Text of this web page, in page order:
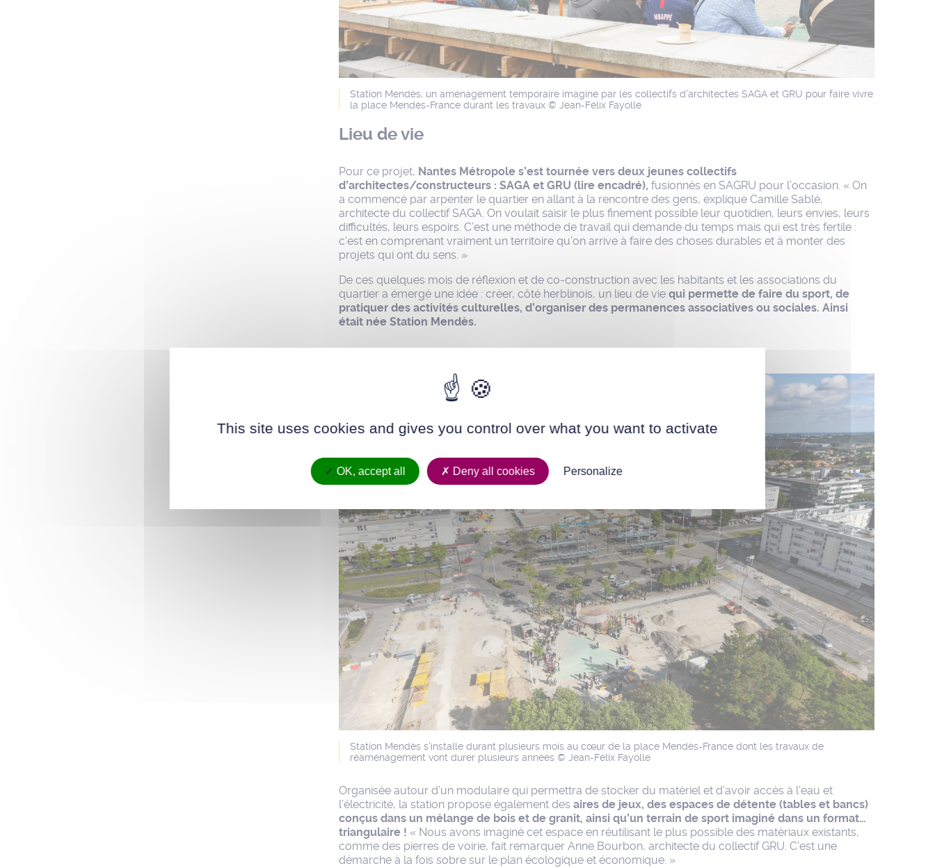
Station Mendès, un aménagement temporaire imaginé par les collectifs d'architectes SAGA et GRU pour faire vivre
la place Mendès-France durant les travaux © Jean-Félix Fayolle
Lieu de vie
Pour ce projet, Nantes Métropole s’est tournée vers deux jeunes collectifs
d’architectes/constructeurs : SAGA et GRU (lire encadré), fusionnés en SAGRU pour l’occasion. « On
a commencé par arpenter le quartier en allant à la rencontre des gens, explique Camille Sablé,
architecte du collectif SAGA. On voulait saisir le plus finement possible leur quotidien, leurs envies, leurs
difficultés, leurs espoirs. C’est une méthode de travail qui demande du temps mais qui est très fertile :
c’est en comprenant vraiment un territoire qu’on arrive à faire des choses durables et à monter des
projets qui ont du sens. »
De ces quelques mois de réflexion et de co-construction avec les habitants et les associations du
quartier a émergé une idée : créer, côté herblinois, un lieu de vie qui permette de faire du sport, de
pratiquer des activités culturelles, d’organiser des permanences associatives ou sociales. Ainsi
était née Station Mendès.
Station Mendès s'installe durant plusieurs mois au cœur de la place Mendès-France dont les travaux de
réaménagement vont durer plusieurs années © Jean-Félix Fayolle
Organisée autour d’un modulaire qui permettra de stocker du matériel et d’avoir accès à l’eau et
l’électricité, la station propose également des aires de jeux, des espaces de détente (tables et bancs)
conçus dans un mélange de bois et de granit, ainsi qu’un terrain de sport imaginé dans un format…
triangulaire ! « Nous avons imaginé cet espace en réutilisant le plus possible des matériaux existants,
comme des pierres de voirie, fait remarquer Anne Bourbon, architecte du collectif GRU. C’est une
démarche à la fois sobre sur le plan écologique et économique. »
This site uses cookies and gives you control over what you want to activate
OK, accept all Deny all cookies Personalize